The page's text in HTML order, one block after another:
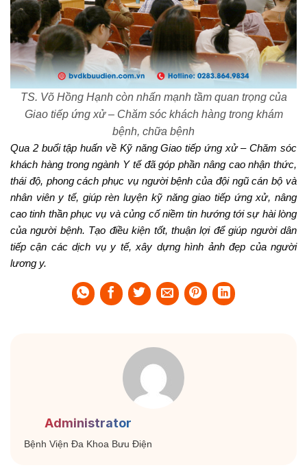
TS. Võ Hồng Hạnh còn nhấn mạnh tầm quan trọng của
Giao tiếp ứng xử – Chăm sóc khách hàng trong khám
bệnh, chữa bệnh
Qua 2 buổi tập huấn về Kỹ năng Giao tiếp ứng xử – Chăm sóc
khách hàng trong ngành Y tế đã góp phần nâng cao nhận thức,
thái độ, phong cách phục vụ người bệnh của đội ngũ cán bộ và
nhân viên y tế, giúp rèn luyện kỹ năng giao tiếp ứng xử, nâng
cao tinh thần phục vụ và củng cố niềm tin hướng tới sự hài lòng
của người bệnh. Tạo điều kiện tốt, thuận lợi để giúp người dân
tiếp cận các dịch vụ y tế, xây dựng hình ảnh đẹp của người
lương y.
Administrator
Bệnh Viện Đa Khoa Bưu Điện